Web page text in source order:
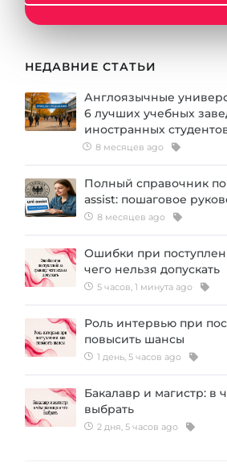
НЕДАВНИЕ СТАТЬИ
Англоязычные
6 лучших учебных
иностранных
8 месяцев ago
Полный справочник по
assist: пошаговое
8 месяцев ago
Ошибки при
чего нельзя допускать
5 часов, 1 минута ago
Роль интервью при
повысить шансы
1 день, 5 часов ago
Бакалавр и магистр: в
выбрать
2 дня, 5 часов ago